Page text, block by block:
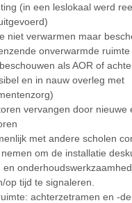
(in een leslokaal werd
niet verwarmen maar
onverwarmde ruimte
als AOR of
en in nauw overleg met
vervangen door nieuwe
met andere scholen
om de installatie
en
op tijd te signaleren.
achterzetramen en -